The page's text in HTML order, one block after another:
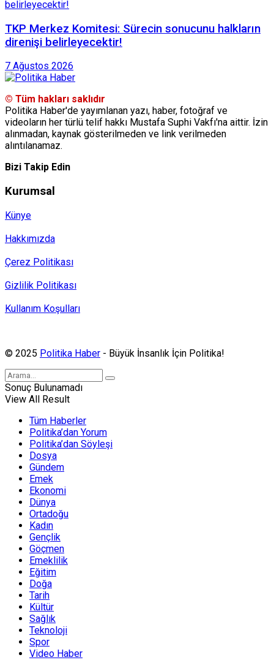
TKP Merkez Komitesi: Sürecin sonucunu halkların
direnişi belirleyecektir!
7 Ağustos 2026
© Tüm hakları saklıdır
Politika Haber'de yayımlanan yazı, haber, fotoğraf ve
videoların her türlü telif hakkı Mustafa Suphi Vakfı'na aittir. İzin
alınmadan, kaynak gösterilmeden ve link verilmeden
alıntılanamaz.
Bizi Takip Edin
Kurumsal
Künye
Hakkımızda
Çerez Politikası
Gizlilik Politikası
Kullanım Koşulları
© 2025 Politika Haber - Büyük İnsanlık İçin Politika!
Sonuç Bulunamadı
View All Result
Tüm Haberler
Politika’dan Yorum
Politika’dan Söyleşi
Dosya
Gündem
Emek
Ekonomi
Dünya
Ortadoğu
Kadın
Gençlik
Göçmen
Emeklilik
Eğitim
Doğa
Tarih
Kültür
Sağlık
Teknoloji
Spor
Video Haber